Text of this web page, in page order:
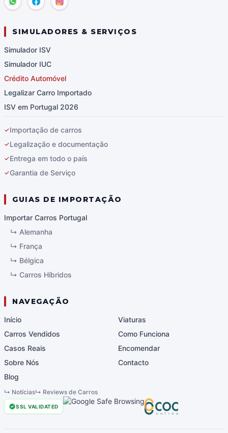
SIMULADORES & SERVIÇOS
Simulador ISV
Simulador IUC
Crédito Automóvel
Legalizar Carro Importado
ISV em Portugal 2026
✓Importação de carros
✓Legalização e documentação
✓Entrega em todo o país
✓Garantia de Serviço
GUIAS DE IMPORTAÇÃO
Importar Carros Portugal
↳ Alemanha
↳ França
↳ Bélgica
↳ Carros Híbridos
NAVEGAÇÃO
Início
Viaturas
Carros Vendidos
Como Funciona
Casos Reais
Encomendar
Sobre Nós
Contacto
Blog
↳ Notícias↳ Reviews de Carros
SSL VALIDATED